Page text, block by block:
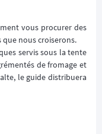
vous procurer des
nous croiserons.
servis sous la tente
de fromage et
le guide distribuera